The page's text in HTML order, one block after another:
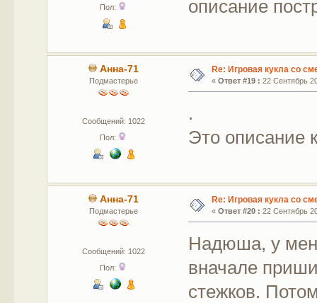
Пол:
описание
Анна-71
Подмастерье
Сообщений: 1022
Пол:
Re: Игровая кукла со
« Ответ #19 : 22 Сентябрь
.
Это описание
Анна-71
Подмастерье
Сообщений: 1022
Пол:
Re: Игровая кукла со
« Ответ #20 : 22 Сентябрь
Надюша, у
вначале
стежков.